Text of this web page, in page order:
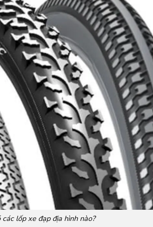
các lốp xe đạp địa hình nào?